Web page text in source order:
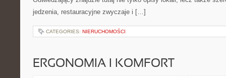
jedzenia, restauracyjne zwyczaje i […]
CATEGORIES: NIERUCHOMOŚCI
ERGONOMIA I KOMFORT